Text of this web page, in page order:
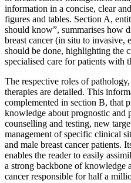
information in a concise, clear
figures and tables. Section A,
should know”, summarises how
breast cancer (in situ to invasive,
should be done, highlighting the
specialised care for patients with
The respective roles of
therapies are detailed. This
complemented in section B, that
knowledge about prognostic and
counselling and testing, new
management of specific clinical
and male breast cancer patients.
enables the reader to easily
a strong backbone of knowledge
cancer responsible for half a